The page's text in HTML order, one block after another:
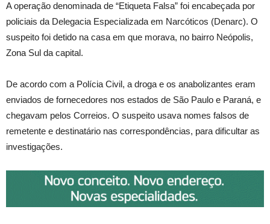
A operação denominada de “Etiqueta Falsa” foi encabeçada por
policiais da Delegacia Especializada em Narcóticos (Denarc). O
suspeito foi detido na casa em que morava, no bairro Neópolis,
Zona Sul da capital.
De acordo com a Polícia Civil, a droga e os anabolizantes eram
enviados de fornecedores nos estados de São Paulo e Paraná, e
chegavam pelos Correios. O suspeito usava nomes falsos de
remetente e destinatário nas correspondências, para dificultar as
investigações.